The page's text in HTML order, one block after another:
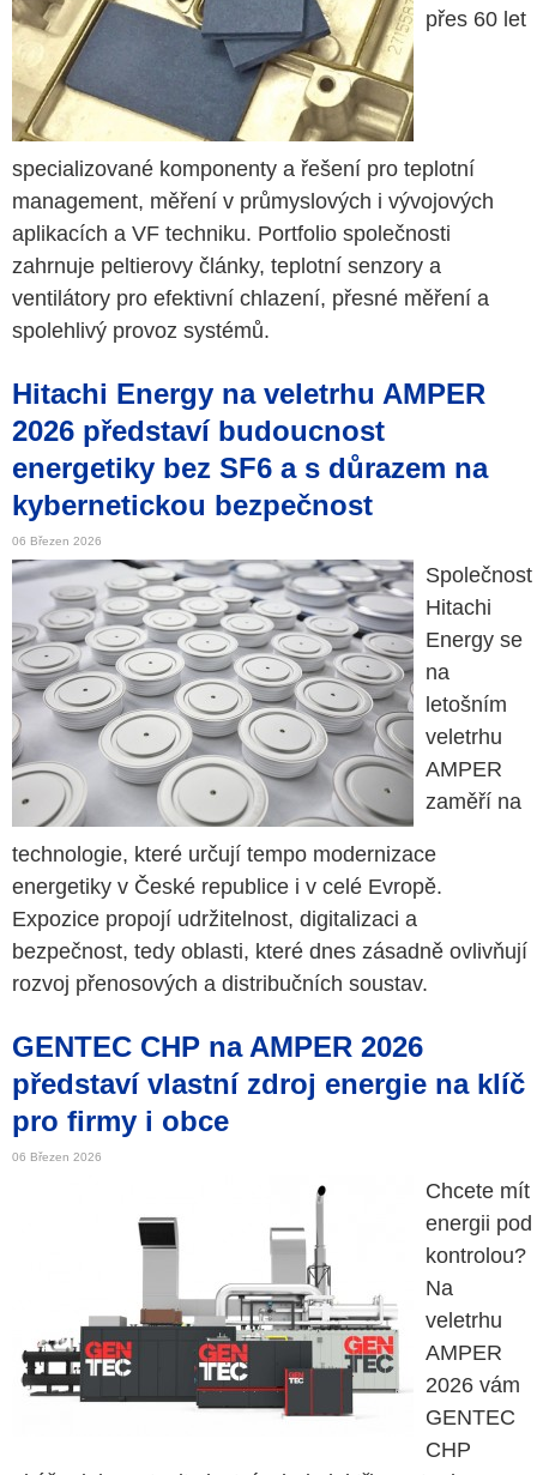
přes 60 let
specializované komponenty a řešení pro teplotní
management, měření v průmyslových i vývojových
aplikacích a VF techniku. Portfolio společnosti
zahrnuje peltierovy články, teplotní senzory a
ventilátory pro efektivní chlazení, přesné měření a
spolehlivý provoz systémů.
Hitachi Energy na veletrhu AMPER
2026 představí budoucnost
energetiky bez SF6 a s důrazem na
kybernetickou bezpečnost
06 Březen 2026
Společnost
Hitachi
Energy se
na
letošním
veletrhu
AMPER
zaměří na
technologie, které určují tempo modernizace
energetiky v České republice i v celé Evropě.
Expozice propojí udržitelnost, digitalizaci a
bezpečnost, tedy oblasti, které dnes zásadně ovlivňují
rozvoj přenosových a distribučních soustav.
GENTEC CHP na AMPER 2026
představí vlastní zdroj energie na klíč
pro firmy i obce
06 Březen 2026
Chcete mít
energii pod
kontrolou?
Na
veletrhu
AMPER
2026 vám
GENTEC
CHP